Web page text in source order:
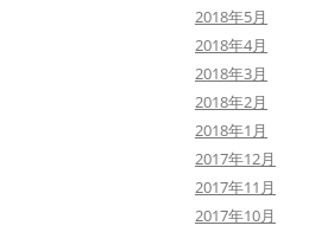
2018年5月
2018年4月
2018年3月
2018年2月
2018年1月
2017年12月
2017年11月
2017年10月